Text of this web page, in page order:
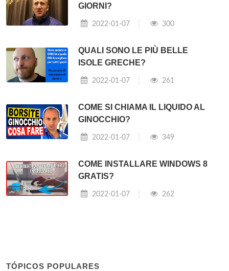
GIORNI?
2022-01-07 300
QUALI SONO LE PIÙ BELLE
ISOLE GRECHE?
2022-01-07 261
COME SI CHIAMA IL LIQUIDO AL
GINOCCHIO?
2022-01-07 349
COME INSTALLARE WINDOWS 8
GRATIS?
2022-01-07 262
TÓPICOS POPULARES